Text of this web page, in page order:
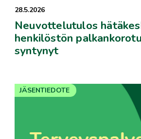
28.5.2026
Neuvottelutulos
henkilöstön
syntynyt
JÄSENTIEDOTE